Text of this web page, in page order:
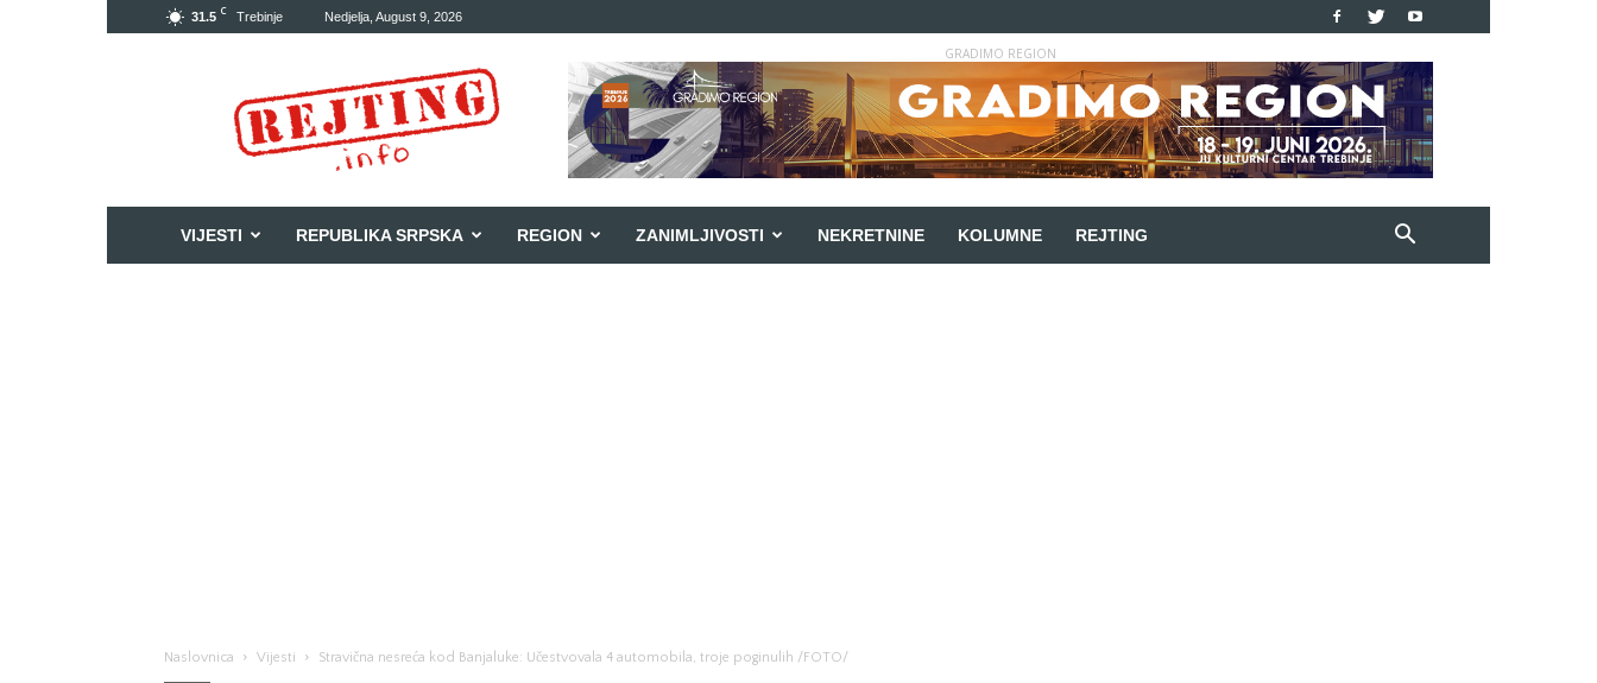
31.5 C Trebinje Nedjelja, August 9, 2026
GRADIMO REGION
VIJESTI REPUBLIKA SRPSKA REGION ZANIMLJIVOSTI NEKRETNINE KOLUMNE REJTING
Naslovnica Vijesti Stravična nesreća kod Banjaluke: Učestvovala 4 automobila, troje poginulih /FOTO/